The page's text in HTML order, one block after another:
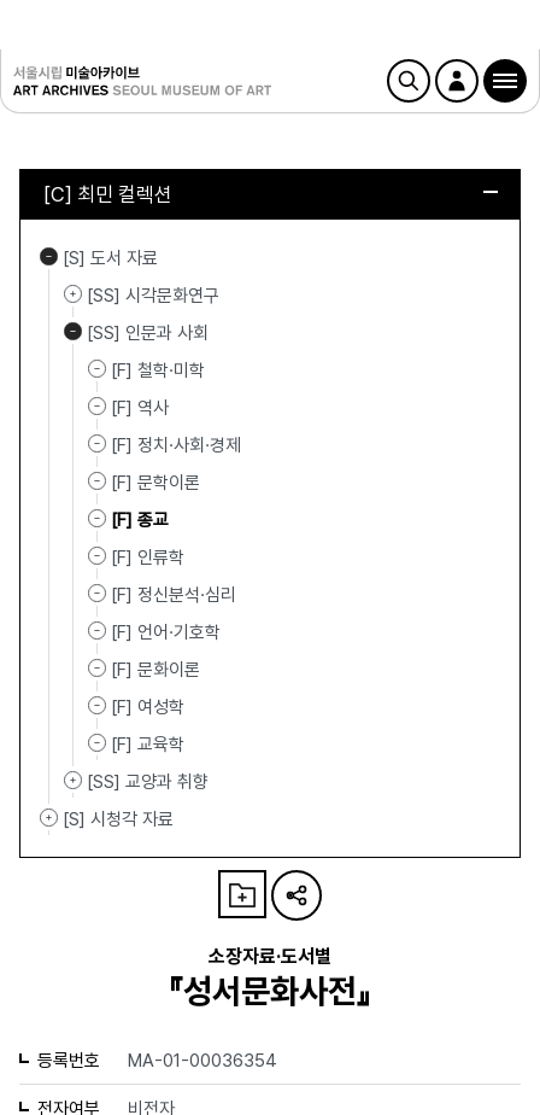
[C] 최민 컬렉션
[S] 도서 자료
[SS] 시각문화연구
[SS] 인문과 사회
[F] 철학·미학
[F] 역사
[F] 정치·사회·경제
[F] 문학이론
[F] 종교
[F] 인류학
[F] 정신분석·심리
[F] 언어·기호학
[F] 문화이론
[F] 여성학
[F] 교육학
[SS] 교양과 취향
[S] 시청각 자료
소장자료·도서별
『성서문화사전』
등록번호 MA-01-00036354
전자여부 비전자